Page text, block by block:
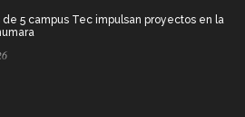
5 campus Tec impulsan proyectos en la